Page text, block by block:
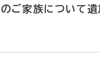
ご家族について